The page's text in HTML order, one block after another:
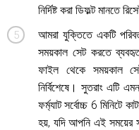
নির্দিষ্ট করা ডিফল্ট মানতে
আমরা যুক্তিতে একটি
সময়কাল সেট করতে
ফাইল থেকে সময়কাল
নির্বিশেষে। সুতরাং এটি
ফর্ম্যাট সর্বোচ্চ 6 মিনিটে
হয়, যদি আপনি এই